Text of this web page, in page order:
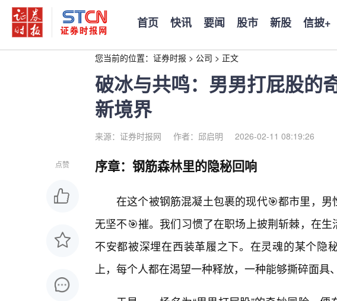
首页 快讯 要闻 股市 新股 信披+
您当前的位置： 证券时报 > 公司 > 正文
破冰与共鸣：男男打屁股的
新境界
来源：证券时报网 作者：邱启明 2026-02-11 08:19:26
点赞 序章：钢筋森林里的隐秘回响
在这个被钢筋混凝土包裹的现代🎯都市里，
无坚不🎯摧。我们习惯了在职场上披荆斩棘，在
不安都被深埋在西装革履之下。在灵魂的某个隐
上，每个人都在渴望一种释放，一种能够撕碎面具